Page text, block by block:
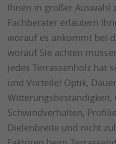
Ihnen in großer Auswahl
Fachberater erläutern
worauf es ankommt bei
worauf Sie achten
jedes Terrassenholz hat
und Vorteile! Optik,
Witterungsbeständigkeit,
Schwindverhalten,
Dielenbreite und nicht